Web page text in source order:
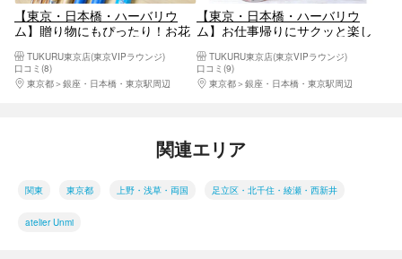
【東京・日本橋・ハーバリウ
ム】贈り物にもぴったり！お花
TUKURU東京店(東京VIPラウンジ)
口コミ(8)
東京都
銀座・日本橋・東京駅周辺
【東京・日本橋・ハーバリウ
ム】お仕事帰りにサクッと楽し
TUKURU東京店(東京VIPラウンジ)
口コミ(9)
東京都
銀座・日本橋・東京駅周辺
関連エリア
関東 東京都 上野・浅草・両国 足立区・北千住・綾瀬・西新井
atelier Unmi